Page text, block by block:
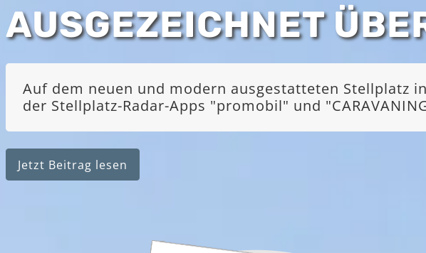
AUSGEZEICHNET
Auf dem neuen und modern ausgestatteten Stellplatz
der Stellplatz-Radar-Apps "promobil" und
Jetzt Beitrag lesen